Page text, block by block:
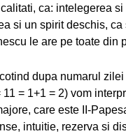
ca: intelegerea si
si un spirit deschis, ca
le are pe toate din
dupa numarul
11 = 1+1 = 2) vom
care este II-
intuitie, rezerva si